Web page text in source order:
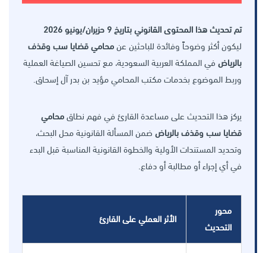
تم تحديث هذا المحتوى القانوني بتاريخ 9 حزيران/يونيو 2026
ليكون أكثر وضوحاً وفائدة للباحثين عنمحامي قضايا سب وقذف
بالرياض في المملكة العربية السعودية، مع تحسين الصياغة العملية
وربط الموضوع بخدمات مكتب المحامي مؤيد بن بدر آل إسحاق.
يركز هذا التحديث على مساعدة القارئ في فهم نطاقمحامي
قضايا سب وقذف بالرياض ضمن المسألة القانونية محل البحث،
وتحديد المستندات الأولية والخطوة القانونية المناسبة قبل البدء
في أي إجراء أو مطالبة أو دفاع.
محور
التحديث
الأثر العملي على القارئ